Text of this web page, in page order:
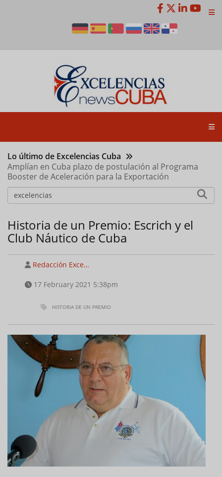
Lo último de Excelencias Cuba
Amplían en Cuba plazo de postulación al Programa
Booster de Aceleración para la Exportación
Historia de un Premio: Escrich y el
Club Náutico de Cuba
Redacción Exce…
17 February 2021 5:38pm
HISTORIA DE UN PREMIO